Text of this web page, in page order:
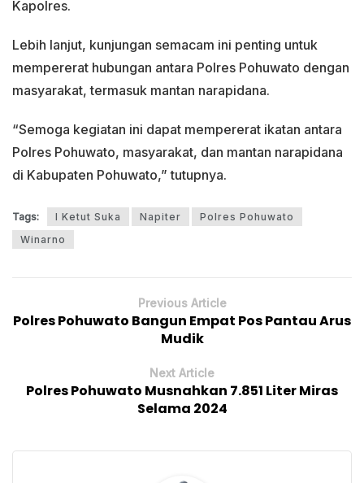
Kapolres.
Lebih lanjut, kunjungan semacam ini penting untuk
mempererat hubungan antara Polres Pohuwato dengan
masyarakat, termasuk mantan narapidana.
“Semoga kegiatan ini dapat mempererat ikatan antara
Polres Pohuwato, masyarakat, dan mantan narapidana
di Kabupaten Pohuwato,” tutupnya.
Tags: I Ketut Suka Napiter
Polres Pohuwato
Winarno
Previous Article
Polres Pohuwato Bangun Empat Pos Pantau Arus
Mudik
Next Article
Polres Pohuwato Musnahkan 7.851 Liter Miras
Selama 2024